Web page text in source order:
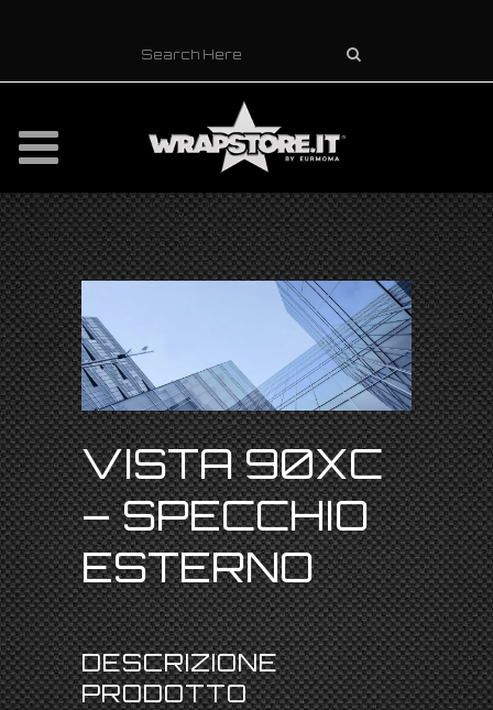
VISTA 90XC
– SPECCHIO
ESTERNO
DESCRIZIONE
PRODOTTO